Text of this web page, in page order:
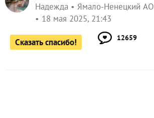
Надежда
Ямало-Ненецкий АО
18 мая 2025, 21:43
Сказать спасибо! 12659